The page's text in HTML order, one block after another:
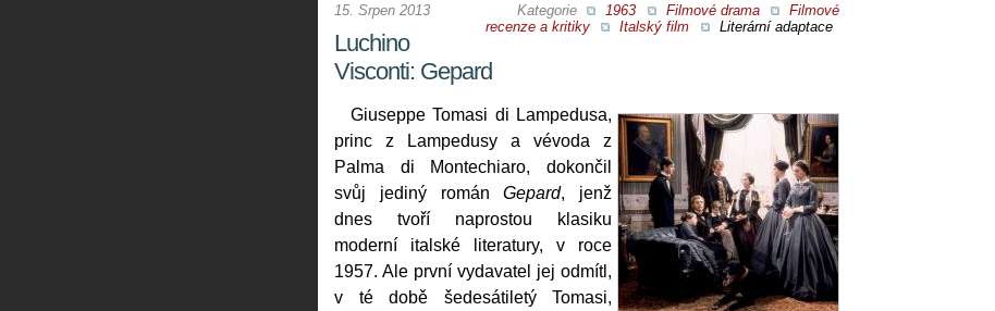
Kategorie 1963 Filmové drama
Filmové
recenze a kritiky
Italský film Literární adaptace
15. Srpen 2013
Luchino
Visconti: Gepard
Giuseppe Tomasi di Lampedusa,
princ z Lampedusy a vévoda z
Palma di Montechiaro, dokončil
svůj jediný románGepard, jenž
dnes tvoří naprostou klasiku
moderní italské literatury, v roce
1957. Ale první vydavatel jej odmítl,
v té době šedesátiletý Tomasi,